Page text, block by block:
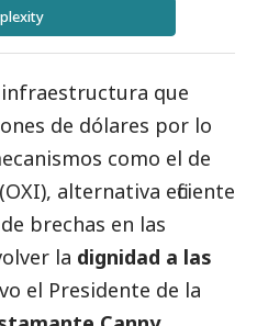
infraestructura que
de dólares por lo
como el de
alternativa eficiente
brechas en las
la dignidad a las
el Presidente de la